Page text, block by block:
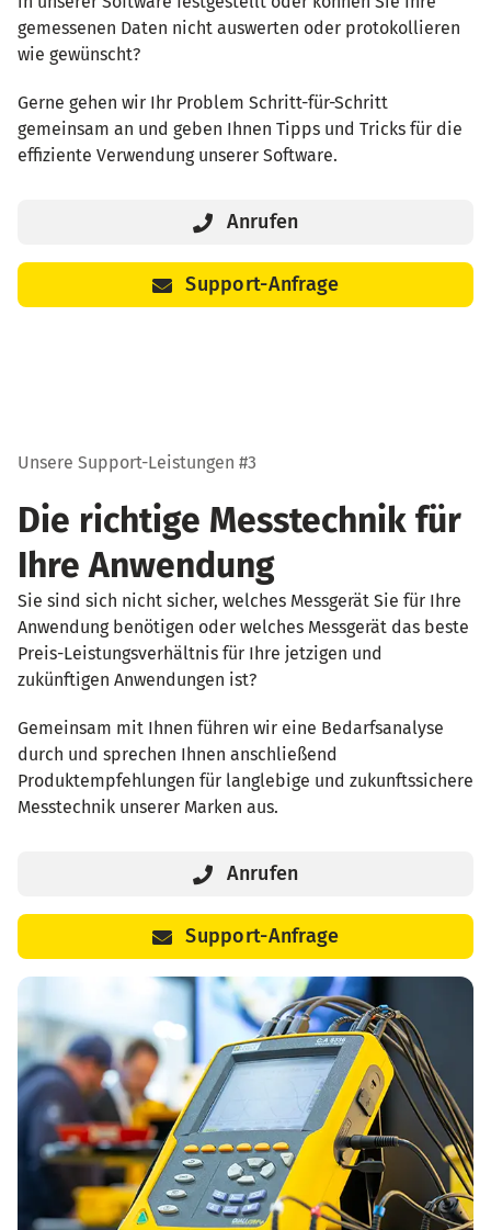
gemessenen Daten nicht auswerten oder protokollieren
wie gewünscht?
Gerne gehen wir Ihr Problem Schritt-für-Schritt
gemeinsam an und geben Ihnen Tipps und Tricks für die
effiziente Verwendung unserer Software.
Anrufen
Support-Anfrage
Unsere Support-Leistungen #3
Die richtige Messtechnik für
Ihre Anwendung
Sie sind sich nicht sicher, welches Messgerät Sie für Ihre
Anwendung benötigen oder welches Messgerät das beste
Preis-Leistungsverhältnis für Ihre jetzigen und
zukünftigen Anwendungen ist?
Gemeinsam mit Ihnen führen wir eine Bedarfsanalyse
durch und sprechen Ihnen anschließend
Produktempfehlungen für langlebige und zukunftssichere
Messtechnik unserer Marken aus.
Anrufen
Support-Anfrage